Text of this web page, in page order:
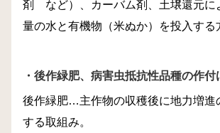
剤 など）、カーバム剤、土壌還元に
量の水と有機物（米ぬか）を投入す
・後作緑肥、病害虫抵抗性品種の作付
後作緑肥…主作物の収穫後に地力増進
する取組み。